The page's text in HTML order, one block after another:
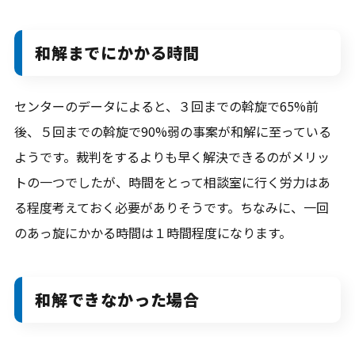
和解までにかかる時間
センターのデータによると、３回までの斡旋で65%前
後、５回までの斡旋で90%弱の事案が和解に至っている
ようです。裁判をするよりも早く解決できるのがメリッ
トの一つでしたが、時間をとって相談室に行く労力はあ
る程度考えておく必要がありそうです。ちなみに、一回
のあっ旋にかかる時間は１時間程度になります。
和解できなかった場合